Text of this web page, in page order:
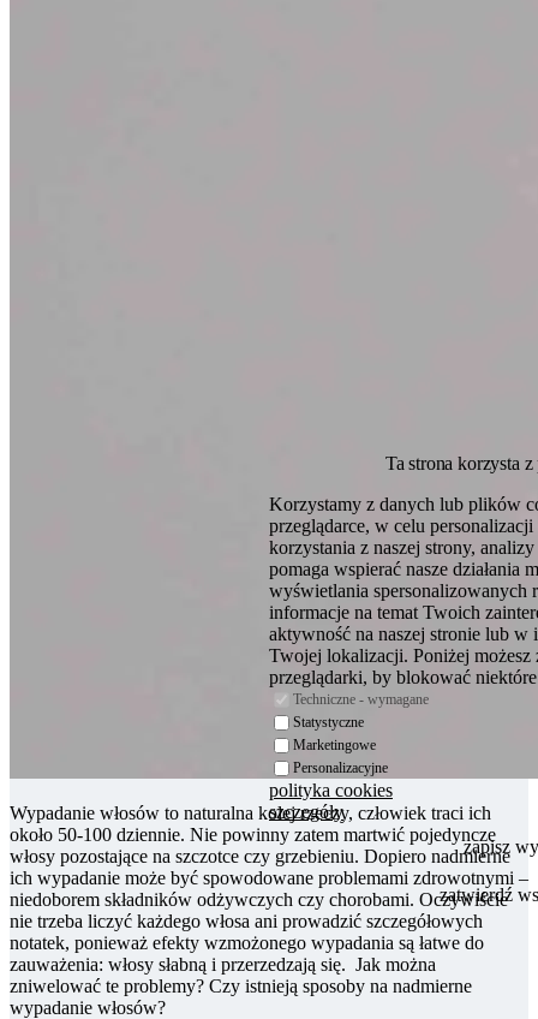
Wypadanie włosów to naturalna kolej rzeczy, człowiek traci ich
około 50-100 dziennie. Nie powinny zatem martwić pojedyncze
włosy pozostające na szczotce czy grzebieniu. Dopiero nadmierne
ich wypadanie może być spowodowane problemami zdrowotnymi –
­niedoborem składników odżywczych czy chorobami. Oczywiście
nie trzeba liczyć każdego włosa ani prowadzić szczegółowych
notatek, ponieważ efekty wzmożonego wypadania są łatwe do
zauważenia: włosy słabną i przerzedzają się. Jak można
zniwelować te problemy? Czy istnieją sposoby na nadmierne
wypadanie włosów?
Ta strona korzysta
Korzystamy z danych lub plików
przeglądarce, w celu
korzystania z naszej strony,
pomaga wspierać nasze działania
wyświetlania spersonalizowanych
informacje na temat Twoich
aktywność na naszej stronie lub
Twojej lokalizacji. Poniżej możesz
przeglądarki, by blokować
Techniczne - wymagane
Statystyczne
Marketingowe
Personalizacyjne
polityka cookies
szczegóły
zapisz
zatwierdź